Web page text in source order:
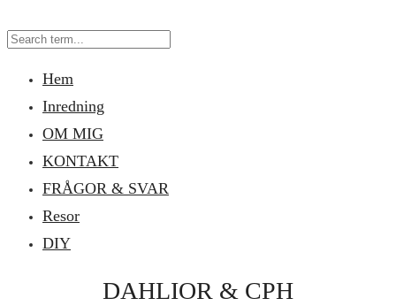
Hem
Inredning
OM MIG
KONTAKT
FRÅGOR & SVAR
Resor
DIY
DAHLIOR & CPH